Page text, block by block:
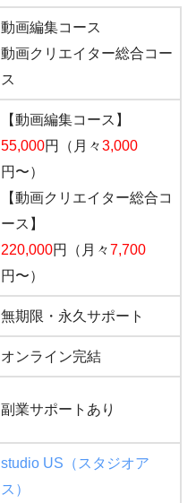
動画編集コース
動画クリエイター総合コー
ス
【動画編集コース】
55,000円（月々3,000
円〜）
【動画クリエイター総合コ
ース】
220,000円（月々7,700
円〜）
無期限・永久サポート
オンライン完結
副業サポートあり
studio US（スタジオア
ス）